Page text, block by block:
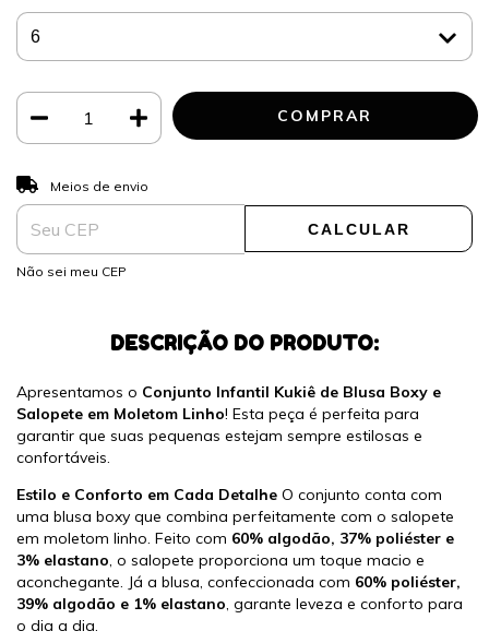
Entregas para o CEP:
Meios de envio
CALCULAR
Não sei meu CEP
DESCRIÇÃO DO PRODUTO:
Apresentamos o Conjunto Infantil Kukiê de Blusa Boxy e
Salopete em Moletom Linho! Esta peça é perfeita para
garantir que suas pequenas estejam sempre estilosas e
confortáveis.
Estilo e Conforto em Cada Detalhe O conjunto conta com
uma blusa boxy que combina perfeitamente com o salopete
em moletom linho. Feito com 60% algodão, 37% poliéster e
3% elastano, o salopete proporciona um toque macio e
aconchegante. Já a blusa, confeccionada com 60% poliéster,
39% algodão e 1% elastano, garante leveza e conforto para
o dia a dia.